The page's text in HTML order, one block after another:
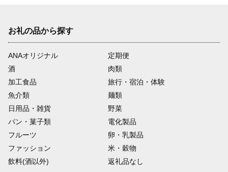
お礼の品から探す
ANAオリジナル
定期便
酒
肉類
加工食品
旅行・宿泊・体験
魚介類
麺類
日用品・雑貨
野菜
パン・菓子類
電化製品
フルーツ
卵・乳製品
ファッション
米・穀物
飲料(酒以外)
返礼品なし